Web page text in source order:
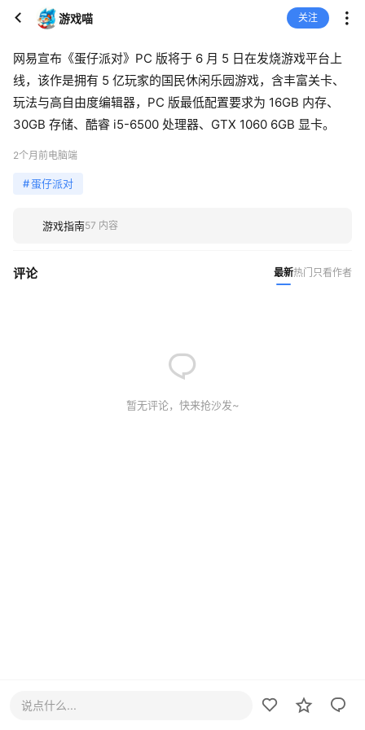
游戏喵 关注
网易宣布《蛋仔派对》PC 版将于 6 月 5 日在发烧游戏平台上
线，该作是拥有 5 亿玩家的国民休闲乐园游戏，含丰富关卡、
玩法与高自由度编辑器，PC 版最低配置要求为 16GB 内存、
30GB 存储、酷睿 i5-6500 处理器、GTX 1060 6GB 显卡。
2个月前电脑端
#蛋仔派对
游戏指南57 内容
评论 最新热门 只看作者
暂无评论，快来抢沙发~
说点什么...